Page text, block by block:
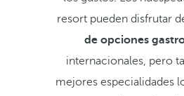
resort pueden disfrutar
de opciones
internacionales, pero
mejores especialidades